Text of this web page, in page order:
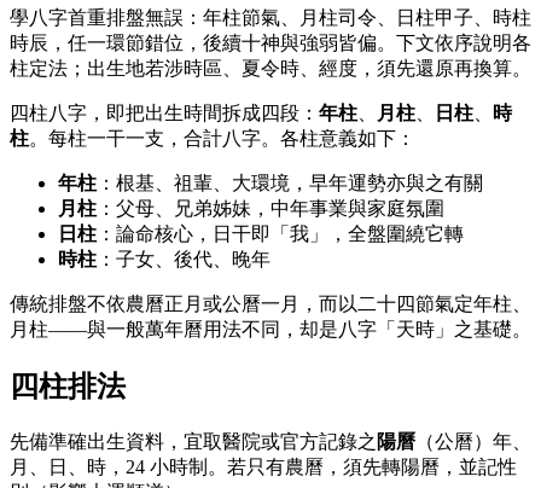
學八字首重排盤無誤：年柱節氣、月柱司令、日柱甲子、時柱
時辰，任一環節錯位，後續十神與強弱皆偏。下文依序說明各
柱定法；出生地若涉時區、夏令時、經度，須先還原再換算。
四柱八字，即把出生時間拆成四段： 年柱、 月柱、 日柱、 時
柱。每柱一干一支，合計八字。各柱意義如下：
年柱 ：根基、祖輩、大環境，早年運勢亦與之有關
月柱 ：父母、兄弟姊妹，中年事業與家庭氛圍
日柱 ：論命核心，日干即「我」，全盤圍繞它轉
時柱 ：子女、後代、晚年
傳統排盤不依農曆正月或公曆一月，而以二十四節氣定年柱、
月柱——與一般萬年曆用法不同，却是八字「天時」之基礎。
四柱排法
先備準確出生資料，宜取醫院或官方記錄之 陽曆 （公曆）年、
月、日、時，24 小時制。若只有農曆，須先轉陽曆，並記性